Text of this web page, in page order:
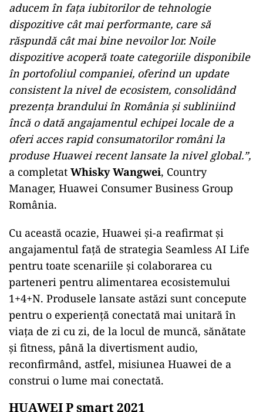
aducem în fața iubitorilor de tehnologie
dispozitive cât mai performante, care să
răspundă cât mai bine nevoilor lor. Noile
dispozitive acoperă toate categoriile disponibile
în portofoliul companiei, oferind un update
consistent la nivel de ecosistem, consolidând
prezența brandului în România și subliniind
încă o dată angajamentul echipei locale de a
oferi acces rapid consumatorilor români la
produse Huawei recent lansate la nivel global.”,
a completat Whisky Wangwei, Country
Manager, Huawei Consumer Business Group
România.
Cu această ocazie, Huawei și-a reafirmat și
angajamentul față de strategia Seamless AI Life
pentru toate scenariile și colaborarea cu
parteneri pentru alimentarea ecosistemului
1+4+N. Produsele lansate astăzi sunt concepute
pentru o experiență conectată mai unitară în
viața de zi cu zi, de la locul de muncă, sănătate
și fitness, până la divertisment audio,
reconfirmând, astfel, misiunea Huawei de a
construi o lume mai conectată.
HUAWEI P smart 2021